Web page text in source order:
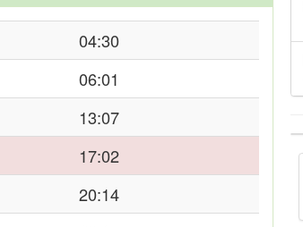
04:30
06:01
13:07
17:02
20:14